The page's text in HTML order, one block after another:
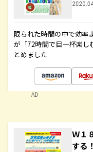
限られた時間の中で効率
が「72時間で目一杯楽し
とめました
AD
Ｗ１
する